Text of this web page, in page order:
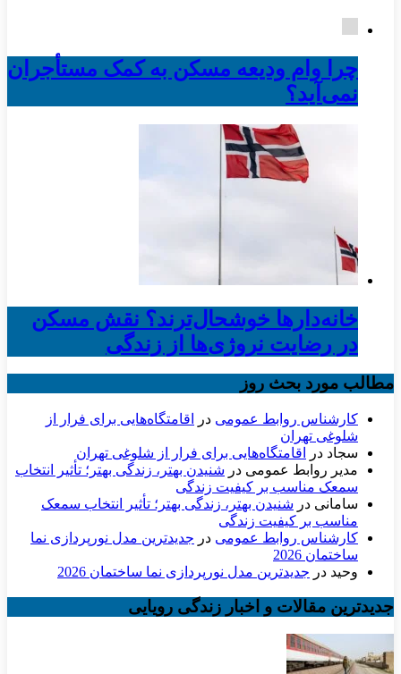
چرا وام ودیعه مسکن به کمک مستأجران
نمی‌آید؟
خانه‌دارها خوشحال‌ترند؟ نقش مسکن
در رضایت نروژی‌ها از زندگی
مطالب مورد بحث روز
کارشناس روابط عمومی در
اقامتگاه‌هایی برای فرار از
شلوغی تهران
سجاد در
اقامتگاه‌هایی برای فرار از شلوغی تهران
مدیر روابط عمومی در شنیدن بهتر، زندگی بهتر؛ تأثیر انتخاب
سمعک مناسب بر کیفیت زندگی
سامانی در شنیدن بهتر، زندگی بهتر؛ تأثیر انتخاب سمعک
مناسب بر کیفیت زندگی
کارشناس روابط عمومی در جدیدترین مدل نورپردازی نما
ساختمان 2026
وحید در جدیدترین مدل نورپردازی نما ساختمان 2026
جدیدترین مقالات و اخبار زندگی رویایی